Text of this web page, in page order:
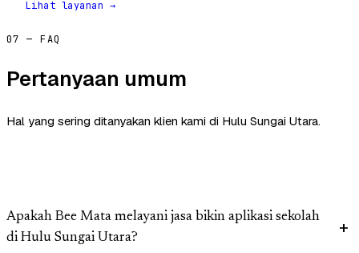
Lihat layanan →
07 — FAQ
Pertanyaan umum
Hal yang sering ditanyakan klien kami di Hulu Sungai Utara.
Apakah Bee Mata melayani jasa bikin aplikasi sekolah
di Hulu Sungai Utara?